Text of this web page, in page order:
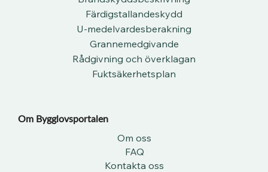
Om Bygglovsportalen​
Om oss
FAQ
Kontakta oss
Färdigstallandeskydd
U-medelvardesberakning
Grannemedgivande
Rådgivning och överklagan
Fuktsäkerhetsplan